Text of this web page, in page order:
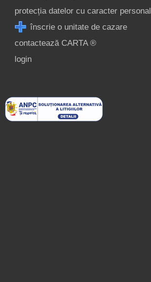
protecția datelor cu caracter personal
înscrie o unitate de cazare
contactează CARTA ®
login